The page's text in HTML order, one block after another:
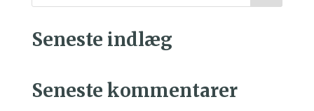
Seneste indlæg
Seneste kommentarer